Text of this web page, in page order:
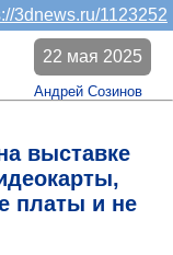
3dnews.ru/1123252
выставке
платы и не
22 мая 2025
Андрей Созинов